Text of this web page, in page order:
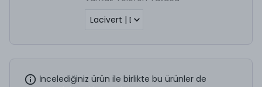
İncelediğiniz ürün ile birlikte bu ürünler de